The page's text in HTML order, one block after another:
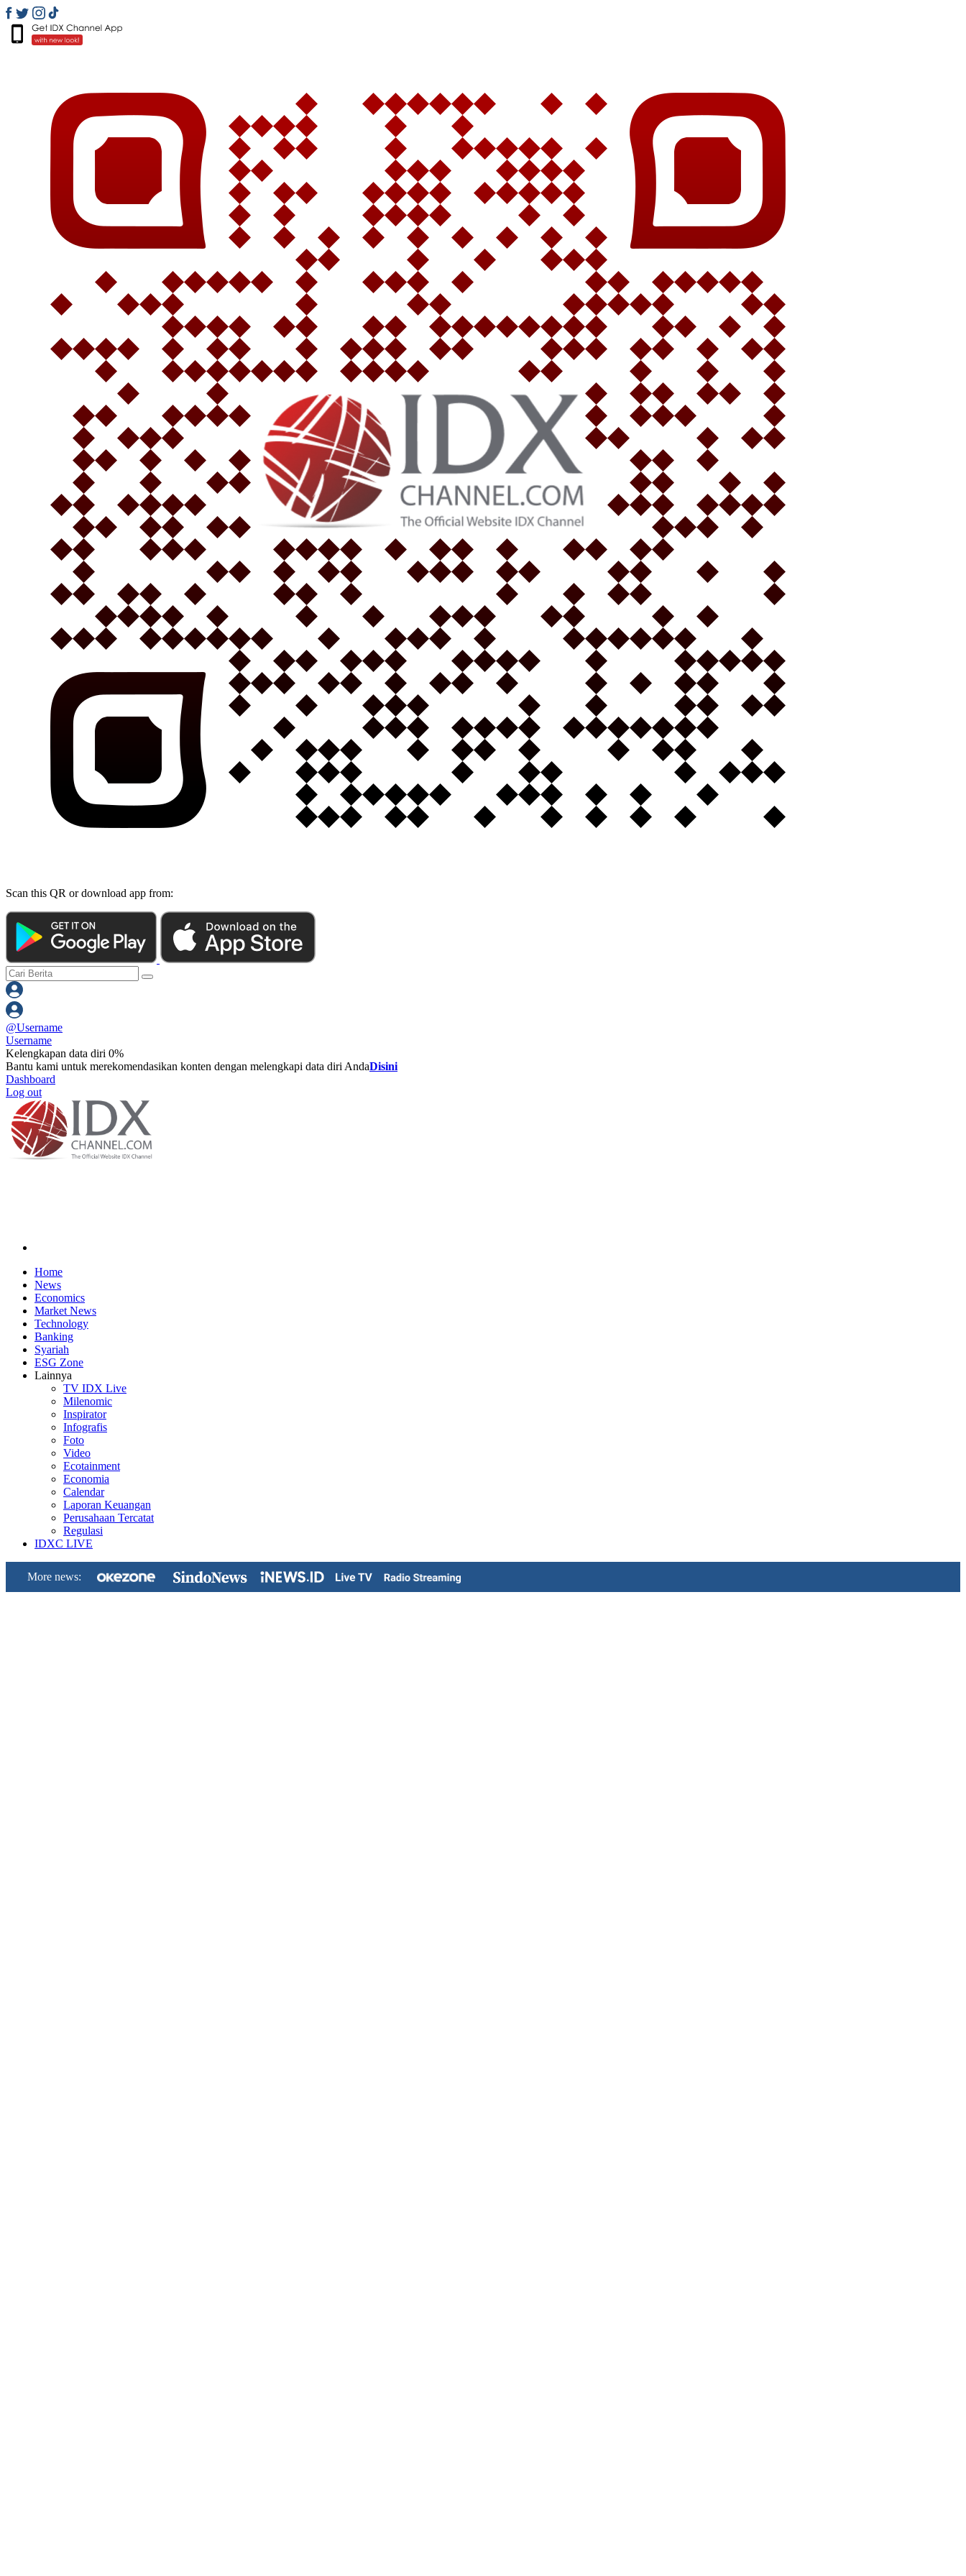
Scan this QR or download app from:
@Username
Username
Kelengkapan data diri 0%
Bantu kami untuk merekomendasikan konten dengan melengkapi data diri AndaDisini
Dashboard
Log out
Home
News
Economics
Market News
Technology
Banking
Syariah
ESG Zone
Lainnya
TV IDX Live
Milenomic
Inspirator
Infografis
Foto
Video
Ecotainment
Economia
Calendar
Laporan Keuangan
Perusahaan Tercatat
Regulasi
IDXC LIVE
More news: